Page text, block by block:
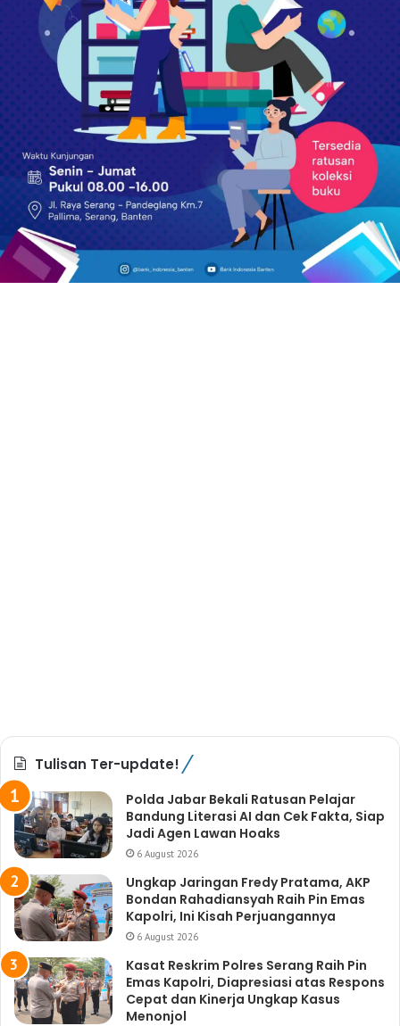
Tulisan Ter-update!
Polda Jabar Bekali Ratusan Pelajar
Bandung Literasi AI dan Cek Fakta, Siap
Jadi Agen Lawan Hoaks
6 August 2026
Ungkap Jaringan Fredy Pratama, AKP
Bondan Rahadiansyah Raih Pin Emas
Kapolri, Ini Kisah Perjuangannya
6 August 2026
Kasat Reskrim Polres Serang Raih Pin
Emas Kapolri, Diapresiasi atas Respons
Cepat dan Kinerja Ungkap Kasus
Menonjol